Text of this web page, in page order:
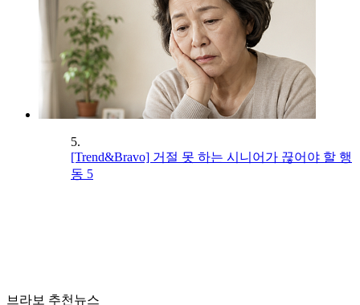
5.
[Trend&Bravo] 거절 못 하는 시니어가 끊어야 할 행
동 5
브라보 추천뉴스